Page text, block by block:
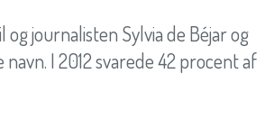
journalisten Sylvia de Béjar og
I 2012 svarede 42 procent af